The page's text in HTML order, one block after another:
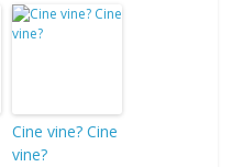
Cine vine? Cine
vine?